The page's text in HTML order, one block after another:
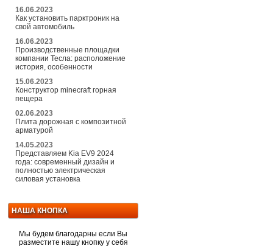
16.06.2023
Как установить парктроник на
свой автомобиль
16.06.2023
Производственные площадки
компании Тесла: расположение
история, особенности
15.06.2023
Конструктор minecraft горная
пещера
02.06.2023
Плита дорожная с композитной
арматурой
14.05.2023
Представляем Kia EV9 2024
года: современный дизайн и
полностью электрическая
силовая установка
НАША КНОПКА
Мы будем благодарны если Вы
разместите нашу кнопку у себя